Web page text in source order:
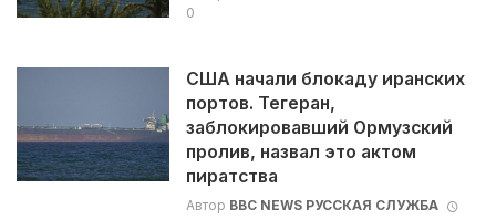
0
США начали блокаду иранских
портов. Тегеран,
заблокировавший Ормузский
пролив, назвал это актом
пиратства
Автор BBC NEWS РУССКАЯ СЛУЖБА